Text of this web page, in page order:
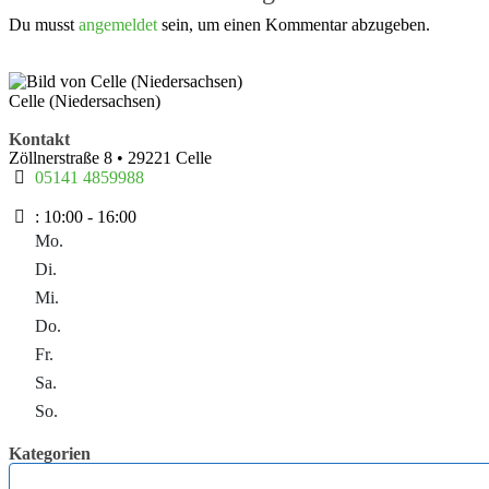
Du musst angemeldet sein, um einen Kommentar abzugeben.
Celle (Niedersachsen)
Kontakt
Zöllnerstraße 8 • 29221 Celle
05141 4859988
: 10:00 - 16:00
Mo.
Di.
Mi.
Do.
Fr.
Sa.
So.
Kategorien